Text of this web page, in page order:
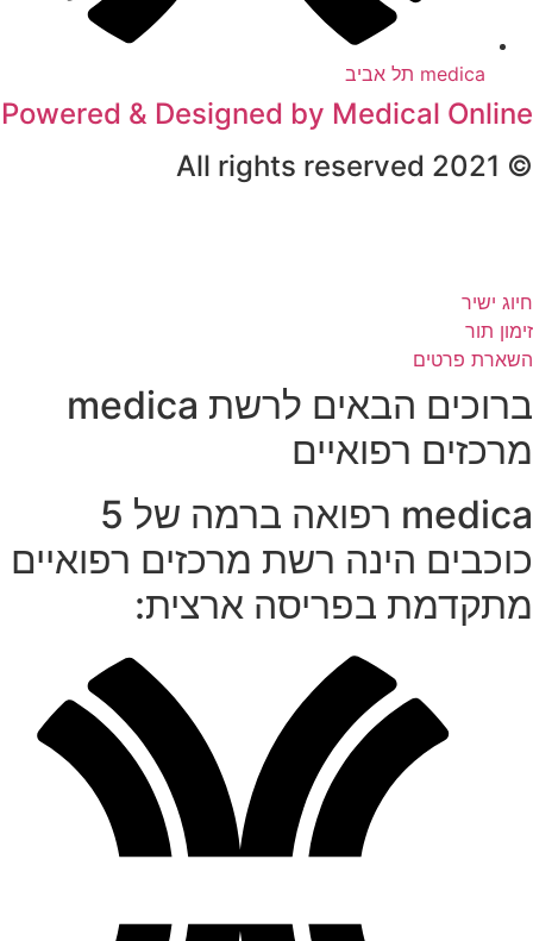
medica תל אביב
Powered & Designed by Medical
© 2021 All
ישיר
תור
פרטים
ברוכים הבאים לרשת medica
רפואיים
medica רפואה ברמה של 5
הינה רשת מרכזים רפואיים
בפריסה ארצית: